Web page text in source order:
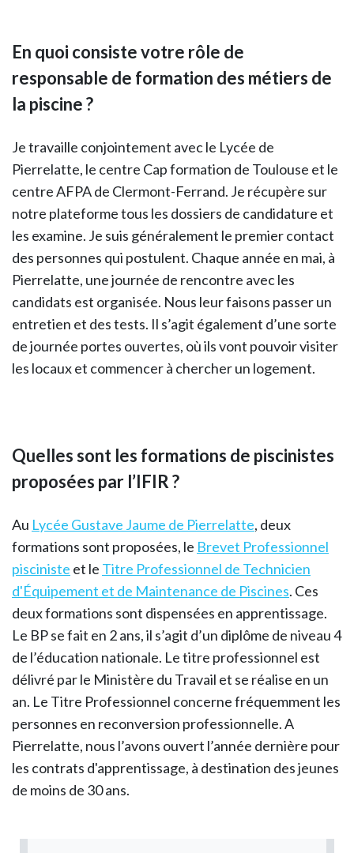
En quoi consiste votre rôle de
responsable de formation des métiers de
la piscine ?
Je travaille conjointement avec le Lycée de
Pierrelatte, le centre Cap formation de Toulouse et le
centre AFPA de Clermont-Ferrand. Je récupère sur
notre plateforme tous les dossiers de candidature et
les examine. Je suis généralement le premier contact
des personnes qui postulent. Chaque année en mai, à
Pierrelatte, une journée de rencontre avec les
candidats est organisée. Nous leur faisons passer un
entretien et des tests. Il s’agit également d’une sorte
de journée portes ouvertes, où ils vont pouvoir visiter
les locaux et commencer à chercher un logement.
Quelles sont les formations de piscinistes
proposées par l’IFIR ?
Au Lycée Gustave Jaume de Pierrelatte, deux
formations sont proposées, le Brevet Professionnel
pisciniste et le Titre Professionnel de Technicien
d'Équipement et de Maintenance de Piscines. Ces
deux formations sont dispensées en apprentissage.
Le BP se fait en 2 ans, il s’agit d’un diplôme de niveau 4
de l’éducation nationale. Le titre professionnel est
délivré par le Ministère du Travail et se réalise en un
an. Le Titre Professionnel concerne fréquemment les
personnes en reconversion professionnelle. A
Pierrelatte, nous l’avons ouvert l’année dernière pour
les contrats d'apprentissage, à destination des jeunes
de moins de 30 ans.